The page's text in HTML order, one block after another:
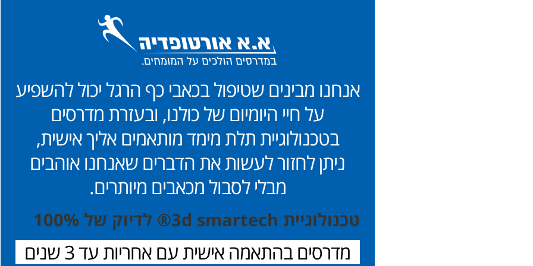
אנחנו מבינים שטיפול בכאבי כף הרגל יכול להשפיע
על חיי היומיום של כולנו, ובעזרת מדרסים
בטכנולוגיית תלת מימד מותאמים אליך אישית,
ניתן לחזור לעשות את הדברים שאנחנו אוהבים
מבלי לסבול מכאבים מיותרים.
טכנולוגיית 3d smartech® לדיוק של 100%
מדרסים בהתאמה אישית עם אחריות עד 3 שנים